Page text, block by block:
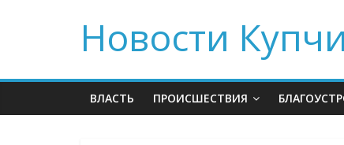
Новости
ВЛАСТЬ ПРОИСШЕСТВИЯ